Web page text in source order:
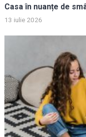
Casa în nuanțe de
13 iulie 2026